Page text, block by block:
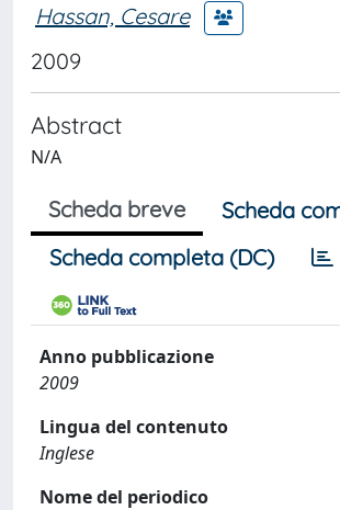
Hassan, Cesare
2009
Abstract
N/A
Scheda breve
Scheda
Scheda completa (DC)
Anno pubblicazione
2009
Lingua del contenuto
Inglese
Nome del periodico